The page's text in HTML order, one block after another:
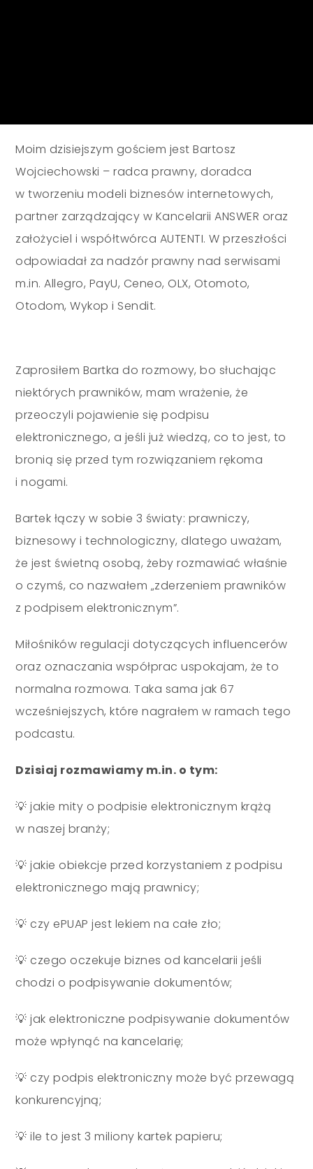
Moim dzisiejszym gościem jest Bartosz
Wojciechowski – radca prawny, doradca
w tworzeniu modeli biznesów internetowych,
partner zarządzający w Kancelarii ANSWER oraz
założyciel i współtwórca AUTENTI. W przeszłości
odpowiadał za nadzór prawny nad serwisami
m.in. Allegro, PayU, Ceneo, OLX, Otomoto,
Otodom, Wykop i Sendit.
Zaprosiłem Bartka do rozmowy, bo słuchając
niektórych prawników, mam wrażenie, że
przeoczyli pojawienie się podpisu
elektronicznego, a jeśli już wiedzą, co to jest, to
bronią się przed tym rozwiązaniem rękoma
i nogami.
Bartek łączy w sobie 3 światy: prawniczy,
biznesowy i technologiczny, dlatego uważam,
że jest świetną osobą, żeby rozmawiać właśnie
o czymś, co nazwałem „zderzeniem prawników
z podpisem elektronicznym”.
Miłośników regulacji dotyczących influencerów
oraz oznaczania współprac uspokajam, że to
normalna rozmowa. Taka sama jak 67
wcześniejszych, które nagrałem w ramach tego
podcastu.
Dzisiaj rozmawiamy m.in. o tym:
💡 jakie mity o podpisie elektronicznym krążą
w naszej branży;
💡 jakie obiekcje przed korzystaniem z podpisu
elektronicznego mają prawnicy;
💡 czy ePUAP jest lekiem na całe zło;
💡 czego oczekuje biznes od kancelarii jeśli
chodzi o podpisywanie dokumentów;
💡 jak elektroniczne podpisywanie dokumentów
może wpłynąć na kancelarię;
💡 czy podpis elektroniczny może być przewagą
konkurencyjną;
💡 ile to jest 3 miliony kartek papieru;